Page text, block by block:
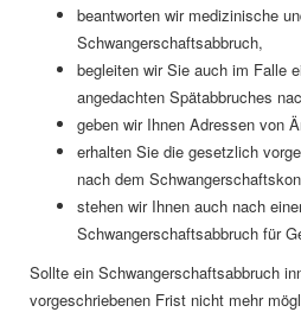
beantworten wir medizinische
Schwangerschaftsabbruch,
begleiten wir Sie auch im Falle
angedachten Spätabbruches
geben wir Ihnen Adressen von
erhalten Sie die gesetzlich
nach dem
stehen wir Ihnen auch nach
Schwangerschaftsabbruch für
Sollte ein Schwangerschaftsabbruch
vorgeschriebenen Frist nicht mehr